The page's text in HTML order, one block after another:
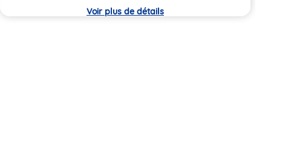
Voir plus de détails